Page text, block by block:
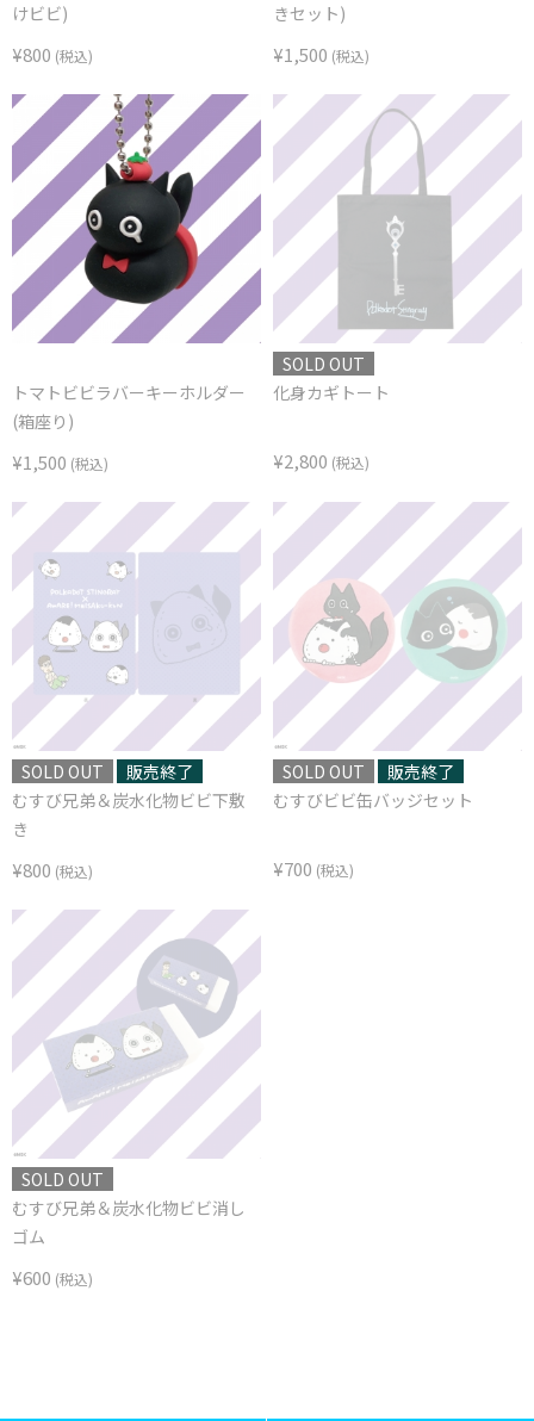
けビビ)
¥800 (税込)
きセット)
¥1,500 (税込)
トマトビビラバーキーホルダー
(箱座り)
¥1,500 (税込)
SOLD OUT
化身カギトート
¥2,800 (税込)
SOLD OUT
販売終了
むすび兄弟＆炭水化物ビビ下敷
き
¥800 (税込)
SOLD OUT
販売終了
むすびビビ缶バッジセット
¥700 (税込)
SOLD OUT
むすび兄弟＆炭水化物ビビ消し
ゴム
¥600 (税込)